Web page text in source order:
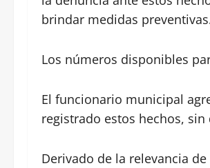
brindar medidas
Los números disponibles
El funcionario municipal
registrado estos hechos,
Derivado de la relevancia